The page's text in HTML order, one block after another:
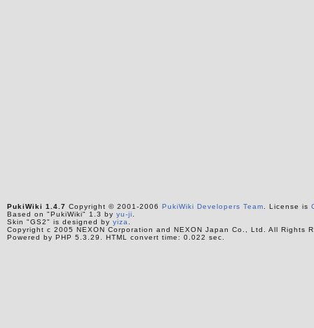
PukiWiki 1.4.7 Copyright © 2001-2006 PukiWiki Developers Team . License is
Based on "PukiWiki" 1.3 by yu-ji
Skin "GS2" is designed by yiza
Copyright c 2005 NEXON Corporation and NEXON Japan Co., Ltd. All Rights
Powered by PHP 5.3.29. HTML convert time: 0.022 sec.